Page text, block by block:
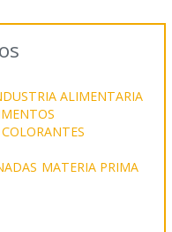
ALIMENTARIA
COLORANTES
MATERIA PRIMA